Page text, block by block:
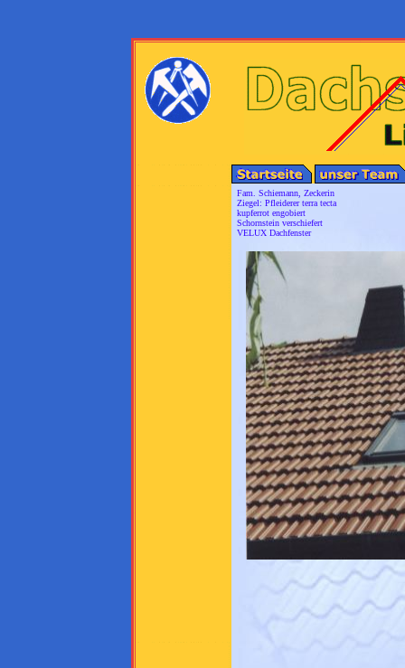
Fam. Schiemann, Zeckerin
Ziegel: Pfleiderer terra tecta
kupferrot engobiert
Schornstein verschiefert
VELUX Dachfenster